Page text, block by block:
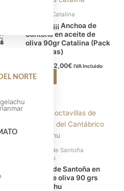
NORTE
Anchoas Catalina
OFERTA¡¡¡ Anchoa de
Santoña en aceite de
oliva 90gr Catalina (Pack
de 5 Latas)
52,00€ IVA Incluido
Añadir
Anchoas de Santoña
Angelachu
Anchoa de Santoña en
aceite de oliva 90 grs
Angelachu